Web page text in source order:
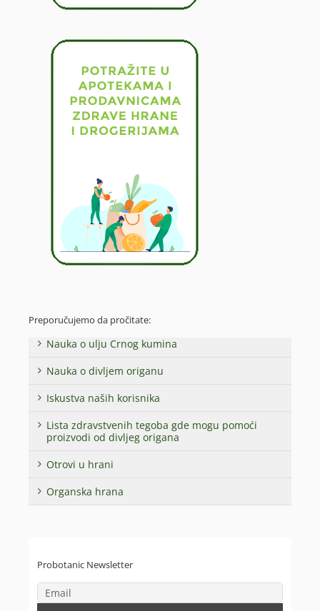
Preporučujemo da pročitate:
Nauka o ulju Crnog kumina
Nauka o divljem origanu
Iskustva naših korisnika
Lista zdravstvenih tegoba gde mogu pomoći
proizvodi od divljeg origana
Otrovi u hrani
Organska hrana
Probotanic Newsletter